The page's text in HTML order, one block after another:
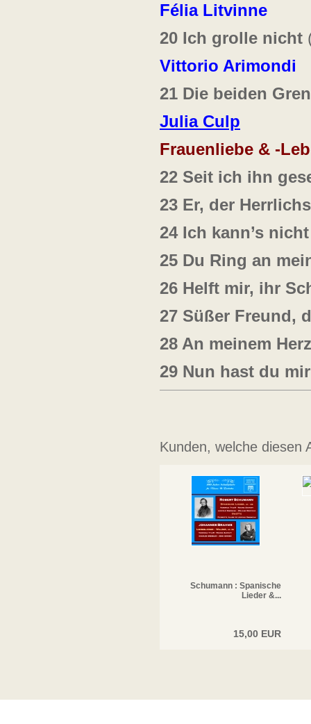
Félia Litvinne
20 Ich grolle nicht
Vittorio Arimondi
21 Die beiden
Julia Culp
Frauenliebe & -
22 Seit ich ihn
23 Er, der
24 Ich kann’s
25 Du Ring an
26 Helft mir, ihr
27 Süßer Freund,
28 An meinem
29 Nun hast du
Kunden, welche diesen
Schumann : Spanische
Lieder &...
15,00 EUR